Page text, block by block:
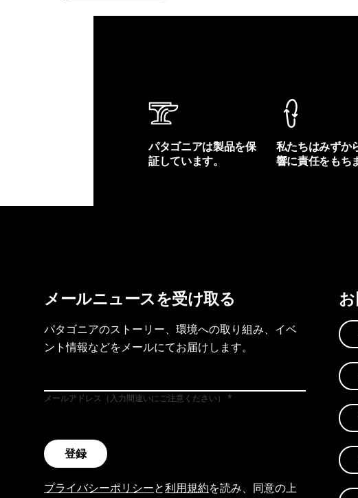
パタゴニアは製品を保
証しています。
私たちはみずか
響に責任をもち
メールニュースを受け取る
パタゴニアのストーリー、環境への取り組み、イベ
ント情報などをメールにてお届けします。
メールアドレス（入力間違いにご注意ください）
登録
プライバシーポリシーと利用規約を読み、同意の上